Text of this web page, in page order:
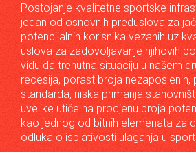
Postojanje kvalitetne sportske
jedan od osnovnih preduslova za
potencijalnih korisnika vezanih uz
uslova za zadovoljavanje njihovih
vidu da trenutna situaciju u našem
recesija, porast broja nezaposlenih,
standarda, niska primanja
uvelike utiče na procjenu broja
kao jednog od bitnih elemenata za
odluka o isplativosti ulaganja u